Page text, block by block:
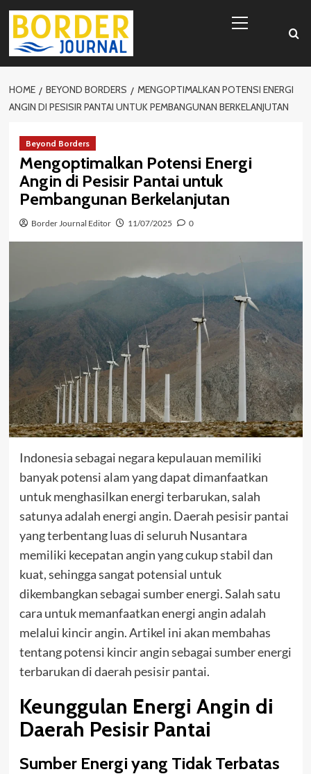
Skip
content
Menu
HOME BEYOND BORDERS
MENGOPTIMALKAN POTENSI ENERGI
ANGIN DI PESISIR PANTAI UNTUK PEMBANGUNAN BERKELANJUTAN
Beyond Borders
Mengoptimalkan Potensi Energi
Angin di Pesisir Pantai untuk
Pembangunan Berkelanjutan
Border Journal Editor 11/07/2025 0
Indonesia sebagai negara kepulauan memiliki
banyak potensi alam yang dapat dimanfaatkan
untuk menghasilkan energi terbarukan, salah
satunya adalah energi angin. Daerah pesisir pantai
yang terbentang luas di seluruh Nusantara
memiliki kecepatan angin yang cukup stabil dan
kuat, sehingga sangat potensial untuk
dikembangkan sebagai sumber energi. Salah satu
cara untuk memanfaatkan energi angin adalah
melalui kincir angin. Artikel ini akan membahas
tentang potensi kincir angin sebagai sumber energi
terbarukan di daerah pesisir pantai.
Keunggulan Energi Angin di
Daerah Pesisir Pantai
Sumber Energi yang Tidak Terbatas